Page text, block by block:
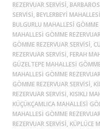
REZERVUAR SERVISI,
SERVISI, BEYLERBEYI
BULGURLU MAHALLESI
MAHALLESI GÖMME
GÖMME REZERVUAR SERVISI,
REZERVUAR SERVISI, FERAH
GÜZELTEPE MAHALLESI
MAHALLESI GÖMME
GÖMME REZERVUAR SERVISI,
REZERVUAR SERVISI, KISIKLI
KÜÇÜKÇAMLICA MAHALLESI
MAHALLESI GÖMME
REZERVUAR SERVISI, KÜPLÜCE